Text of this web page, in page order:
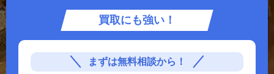
お知らせ
作業実績・
お客様の声
お役立ちコラム
買取にも強い！
まずは無料相談から！